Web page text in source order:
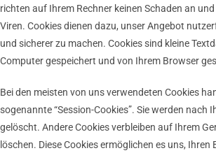
richten auf Ihrem Rechner keinen Schaden an
Viren. Cookies dienen dazu, unser Angebot
und sicherer zu machen. Cookies sind kleine
Computer gespeichert und von Ihrem Browser
Bei den meisten von uns verwendeten Cookies
sogenannte “Session-Cookies”. Sie werden nach
gelöscht. Andere Cookies verbleiben auf Ihrem
löschen. Diese Cookies ermöglichen es uns, Ihren